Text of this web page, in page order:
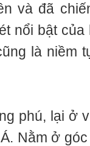
và đã
nổi bật
là niềm
phú, lại ở
Nằm ở